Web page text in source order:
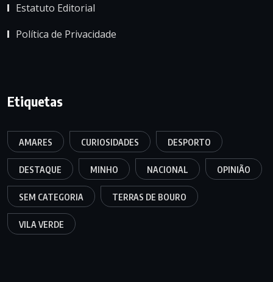
Estatuto Editorial
Política de Privacidade
Etiquetas
AMARES CURIOSIDADES DESPORTO
DESTAQUE MINHO NACIONAL OPINIÃO
SEM CATEGORIA TERRAS DE BOURO
VILA VERDE